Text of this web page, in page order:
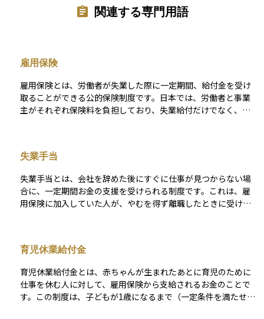
関連する専門用語
雇用保険
雇用保険とは、労働者が失業した際に一定期間、給付金を受け
取ることができる公的保険制度です。日本では、労働者と事業
主がそれぞれ保険料を負担しており、失業給付だけでなく、教
係にあります。雇用の安定を図るとともに、労働市場のセーフ
ティネットとして重要な位置を占めています。
失業手当
失業手当とは、会社を辞めた後にすぐに仕事が見つからない場
合に、一定期間お金の支援を受けられる制度です。これは、雇
用保険に加入していた人が、やむを得ず離職したときに受け取
真剣に行っていることが支給の条件にもなっています。資産運
用においては、失業というリスクを考慮して、万が一に備えて
生活費を確保しておくことの大切さを考える上で関係してくる
概念です。
育児休業給付金
育児休業給付金とは、赤ちゃんが生まれたあとに育児のために
仕事を休む人に対して、雇用保険から支給されるお金のことで
す。この制度は、子どもが1歳になるまで（一定条件を満たせば